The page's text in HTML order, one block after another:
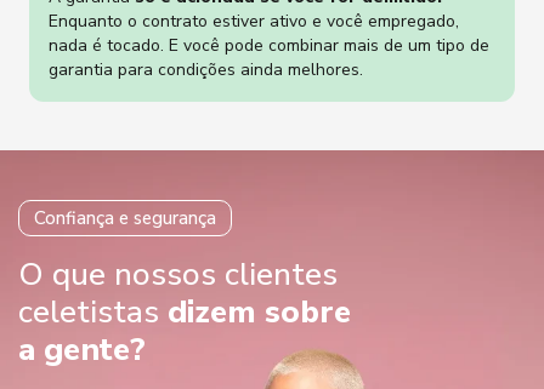
Enquanto o contrato estiver ativo e você empregado,
nada é tocado. E você pode combinar mais de um tipo de
garantia para condições ainda melhores.
Confiança e segurança
O que nossos clientes
celetistas dizem sobre
a gente?